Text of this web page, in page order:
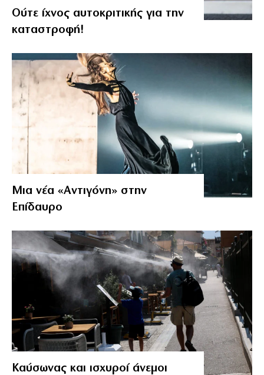
Ούτε ίχνος αυτοκριτικής για την
καταστροφή!
Μια νέα «Αντιγόνη» στην
Επίδαυρο
Καύσωνας και ισχυροί άνεμοι